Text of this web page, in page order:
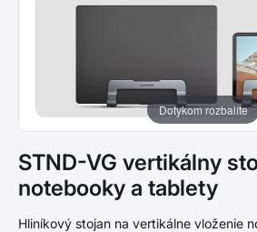
Dotykom rozbalíte
STND-VG vertikálny
notebooky a tablety
Hliníkový stojan na vertikálne vloženie